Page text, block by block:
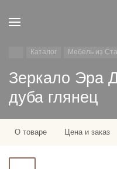
Каталог Мебель из
Зеркало Эра
дуба глянец
О товаре Цена и заказ